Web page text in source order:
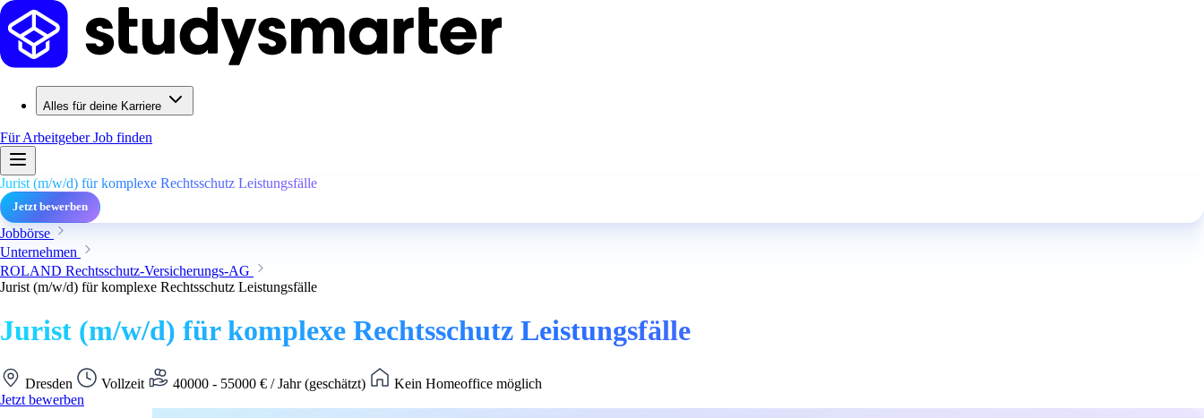
Alles für deine Karriere
Für ArbeitgeberJob finden
Jurist (m/w/d) für komplexe Rechtsschutz Leistungsfälle
Jetzt bewerben
Jobbörse
Unternehmen
ROLAND Rechtsschutz-Versicherungs-AG
Jurist (m/w/d) für komplexe Rechtsschutz Leistungsfälle
Jurist (m/w/d) für komplexe Rechtsschutz Leistungsfälle
Dresden Vollzeit 40000 - 55000 € / Jahr (geschätzt)
Kein Homeoffice möglich
Jetzt bewerben